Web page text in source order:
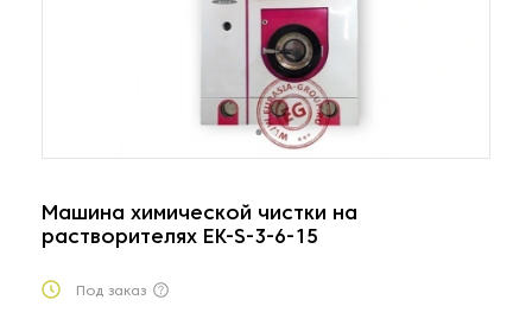
Машина химической чистки на
растворителях EK-S-3-6-15
Под заказ